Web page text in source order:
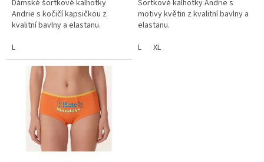
Dámské šortkové kalhotky
Andrie s kočičí kapsičkou z
kvalitní bavlny a elastanu.
L
Šortkové kalhotky Andrie s
motivy květin z kvalitní bavlny a
elastanu.
L
XL